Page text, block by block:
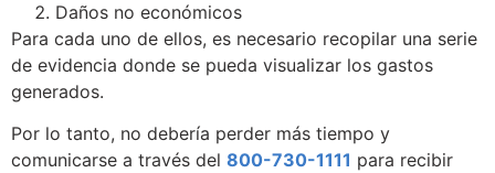
Daños no económicos
Para cada uno de ellos, es necesario recopilar una serie
de evidencia donde se pueda visualizar los gastos
generados.
Por lo tanto, no debería perder más tiempo y
comunicarse a través del 800-730-1111 para recibir